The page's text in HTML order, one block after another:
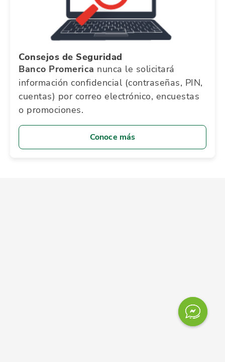
Consejos de Seguridad
Banco Promerica nunca le solicitará
información confidencial (contraseñas, PIN,
cuentas) por correo electrónico, encuestas
o promociones.
Conoce más